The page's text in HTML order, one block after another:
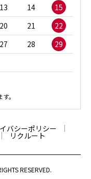
13 14
15
20 21
22
27 28
29
。
バシーポリシー
リクルート
RESERVED.